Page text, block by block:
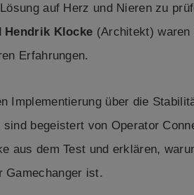
auf Herz und Nieren zu
Hendrik Klocke (Architekt) waren
Erfahrungen.
Implementierung über die
sind begeistert von Operator
aus dem Test und erklären,
Gamechanger ist.